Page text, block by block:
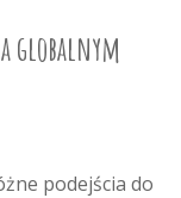
globalnym
podejścia do